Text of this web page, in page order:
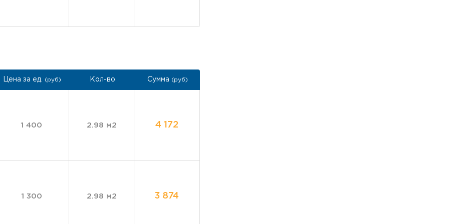
Цена за ед. (руб) Кол-во Сумма (руб)
1 400 2.98 м2 4 172
1 300 2.98 м2 3 874